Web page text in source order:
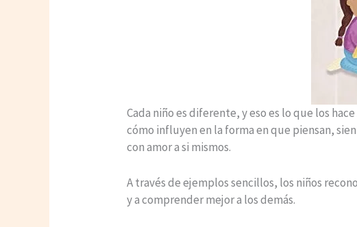
Cada niño es diferente, y eso es lo que los
cómo influyen en la forma en que piensan,
con amor a si mismos.
A través de ejemplos sencillos, los niños
y a comprender mejor a los demás.